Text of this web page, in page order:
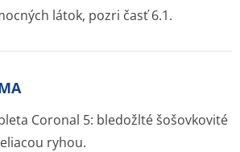
látok, pozri časť 6.1.
Coronal 5: bledožlté šošovkovité
ryhou.